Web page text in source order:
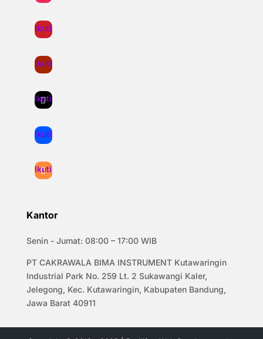
Ikuti
Ikuti
Ikuti
Ikuti
Ikuti
Kantor
Senin - Jumat: 08:00 – 17:00 WIB
PT CAKRAWALA BIMA INSTRUMENT Kutawaringin
Industrial Park No. 259 Lt. 2 Sukawangi Kaler,
Jelegong, Kec. Kutawaringin, Kabupaten Bandung,
Jawa Barat 40911